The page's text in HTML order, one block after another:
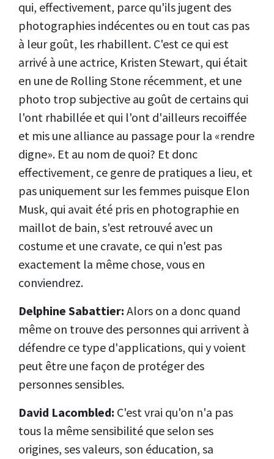
qui, effectivement, parce qu'ils jugent des
photographies indécentes ou en tout cas pas
à leur goût, les rhabillent. C'est ce qui est
arrivé à une actrice, Kristen Stewart, qui était
en une de Rolling Stone récemment, et une
photo trop subjective au goût de certains qui
l'ont rhabillée et qui l'ont d'ailleurs recoiffée
et mis une alliance au passage pour la «rendre
digne». Et au nom de quoi? Et donc
effectivement, ce genre de pratiques a lieu, et
pas uniquement sur les femmes puisque Elon
Musk, qui avait été pris en photographie en
maillot de bain, s'est retrouvé avec un
costume et une cravate, ce qui n'est pas
exactement la même chose, vous en
conviendrez.
Delphine Sabattier: Alors on a donc quand
même on trouve des personnes qui arrivent à
défendre ce type d'applications, qui y voient
peut être une façon de protéger des
personnes sensibles.
David Lacombled: C'est vrai qu'on n'a pas
tous la même sensibilité que selon ses
origines, ses valeurs, son éducation, sa